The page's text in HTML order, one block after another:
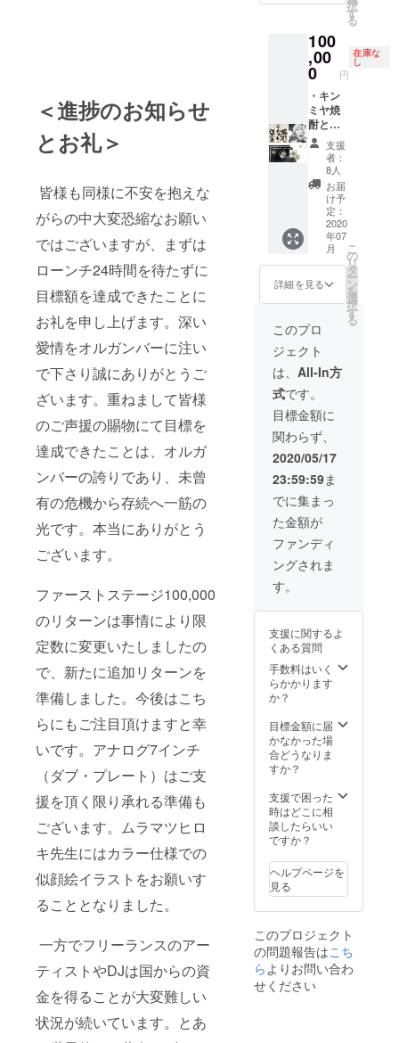
＜進捗のお知らせ
とお礼＞
皆様も同様に不安を抱えな
がらの中大変恐縮なお願い
ではございますが、まずは
ローンチ24時間を待たずに
目標額を達成できたことに
お礼を申し上げます。深い
愛情をオルガンバーに注い
で下さり誠にありがとうご
ざいます。重ねまして皆様
のご声援の賜物にて目標を
達成できたことは、オルガ
ンバーの誇りであり、未曾
有の危機から存続へ一筋の
光です。本当にありがとう
ございます。
ファーストステージ100,000
のリターンは事情により限
定数に変更いたしましたの
で、新たに追加リターンを
準備しました。今後はこち
らにもご注目頂けますと幸
いです。アナログ7インチ
（ダブ・プレート）はご支
援を頂く限り承れる準備も
ございます。ムラマツヒロ
キ先生にはカラー仕様での
似顔絵イラストをお願いす
ることとなりました。
一方でフリーランスのアー
ティストやDJは国からの資
金を得ることが大変難しい
状況が続いています。とあ
レスの
枚数が
決定後
にプレ
スを開
始致し
ますの
で少し
お時間
を頂き
ます。
CD『V..
the
Organ
b.』
（not
for
sale）
を進呈
させて
頂きま
す。 ・
『SAVE
THE
Organ
bar』T
シャツ
を進呈
させて
頂きま
す。 サ
イズは
S/M/L/X
Lのどち
らかで
お選び
頂けま
す。 ・
コミッ
ク『DJ
道』で
お馴染
みの漫
画家ム
ラマツ
ヒロキ
先生
（オル
ガン
バーで
ギュ
パー
ティを
主宰し
てま
す）が
ナルの
似顔絵
を描か
せて頂
（事前
に写真
画像を
頂戴致
す） ※
こちら
はご指
定のご
にクロ
ネコヤ
マト便
（送料
込）に
ドを進
て頂き
ます。
（ご来
場毎に
ドリン
クチ
ケット
を2枚進
呈、お
手元に
VIPカー
ドが届
いてき
てから3
年間有
効） ・
コンピ
レー
ション
CD『V..
A./Save
the
Organ
b.』
（not
for
sale）
を進呈
させて
頂きま
す。 ・
『SAVE
THE
Organ
bar』T
シャツ
を進呈
させて
イズは
Lのどち
らかで
お選び
頂けま
す。 ・
ク『DJ
道』で
お馴染
みの漫
ラマツ
ヒロキ
先生
（オル
バーで
もDJと
してレ
ギュ
パー
ティを
主宰し
てま
す）が
択
す
る
100
,00
0 円
在庫な
し
・キン
ミヤ焼
酎との
コラボ
ステッ
カーを
進呈さ
せて頂
きま
す。 ・
オルガ
ンバー
フリー
パスの
VIPカー
ドを進
呈させ
て頂き
ます。
（ご来
場毎に
ドリン
クチ
ケット
を2枚進
呈、お
手元に
VIPカー
ドが届
いてき
てから3
年間有
効） ・
コンピ
CD『V..
the
Organ
b.』
（not
for
を進呈
させて
頂きま
す。 ・
THE
Organ
bar』T
シャツ
させて
頂きま
す。 サ
イズは
Lのどち
らかで
お選び
頂けま
す。 ・
支援
者：
8人
お届
け予
定：
2020
年07
月
詳細を見る
こ
の
リ
タ
ー
ン
を
選
択
す
る
このプロ
ジェクト
は、 All-In方
式です。
目標金額に
関わらず、
2020/05/17
23:59:59ま
でに集まっ
た金額が
ファンディ
ングされま
す。
支援に関するよ
くある質問
手数料はいく
らかかります
か？
目標金額に届
かなかった場
合どうなりま
すか？
支援で困った
時はどこに相
談したらいい
ですか？
ヘルプページを
見る
このプロジェクト
の問題報告はこち
ら よりお問い合わ
せください